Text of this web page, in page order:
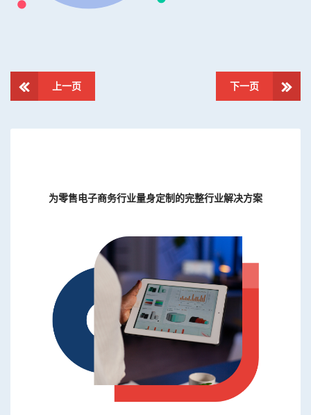
上一页 下一页
为零售电子商务行业量身定制的完整行业解决方案